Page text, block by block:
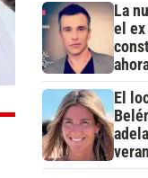
La
el ex
El